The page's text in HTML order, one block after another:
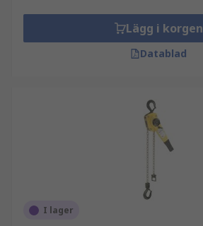
Lägg i korgen
Datablad
I lager